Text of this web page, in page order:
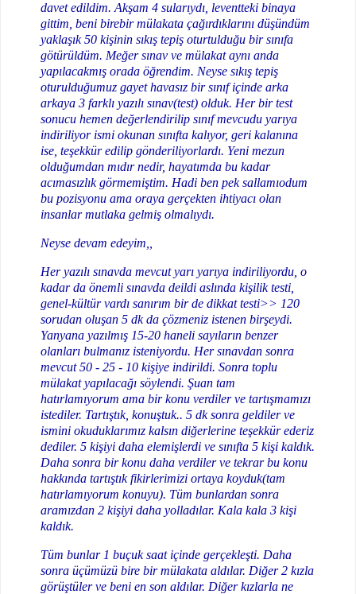
davet edildim. Akşam 4 sularıydı, leventteki binaya
gittim, beni birebir mülakata çağırdıklarını düşündüm
yaklaşık 50 kişinin sıkış tepiş oturtulduğu bir sınıfa
götürüldüm. Meğer sınav ve mülakat aynı anda
yapılacakmış orada öğrendim. Neyse sıkış tepiş
oturulduğumuz gayet havasız bir sınıf içinde arka
arkaya 3 farklı yazılı sınav(test) olduk. Her bir test
sonucu hemen değerlendirilip sınıf mevcudu yarıya
indiriliyor ismi okunan sınıfta kalıyor, geri kalanına
ise, teşekkür edilip gönderiliyorlardı. Yeni mezun
olduğumdan mıdır nedir, hayatımda bu kadar
acımasızlık görmemiştim. Hadi ben pek sallamıodum
bu pozisyonu ama oraya gerçekten ihtiyacı olan
insanlar mutlaka gelmiş olmalıydı.
Neyse devam edeyim,,
Her yazılı sınavda mevcut yarı yarıya indiriliyordu, o
kadar da önemli sınavda deildi aslında kişilik testi,
genel-kültür vardı sanırım bir de dikkat testi>> 120
sorudan oluşan 5 dk da çözmeniz istenen birşeydi.
Yanyana yazılmış 15-20 haneli sayıların benzer
olanları bulmanız isteniyordu. Her sınavdan sonra
mevcut 50 - 25 - 10 kişiye indirildi. Sonra toplu
mülakat yapılacağı söylendi. Şuan tam
hatırlamıyorum ama bir konu verdiler ve tartışmamızı
istediler. Tartıştık, konuştuk.. 5 dk sonra geldiler ve
ismini okuduklarımız kalsın diğerlerine teşekkür ederiz
dediler. 5 kişiyi daha elemişlerdi ve sınıfta 5 kişi kaldık.
Daha sonra bir konu daha verdiler ve tekrar bu konu
hakkında tartıştık fikirlerimizi ortaya koyduk(tam
hatırlamıyorum konuyu). Tüm bunlardan sonra
aramızdan 2 kişiyi daha yolladılar. Kala kala 3 kişi
kaldık.
Tüm bunlar 1 buçuk saat içinde gerçekleşti. Daha
sonra üçümüzü bire bir mülakata aldılar. Diğer 2 kızla
görüştüler ve beni en son aldılar. Diğer kızlarla ne